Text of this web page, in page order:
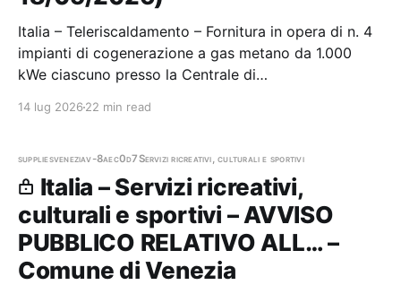
Italia – Teleriscaldamento – Fornitura in opera di n. 4
impianti di cogenerazione a gas metano da 1.000
kWe ciascuno presso la Centrale di
appaltante: Magis Calore Srl Scadenza 18/05/2026
14 lug 2026 22 min read
suppliesveneziav-8aec0d7Servizi ricreativi, culturali e sportivi
Italia – Servizi ricreativi,
culturali e sportivi – AVVISO
PUBBLICO RELATIVO ALL… –
Comune di Venezia